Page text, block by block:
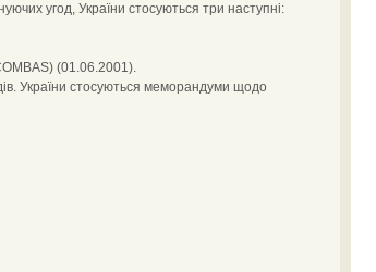
угод, України стосуються три наступні:
(01.06.2001).
України стосуються меморандуми щодо